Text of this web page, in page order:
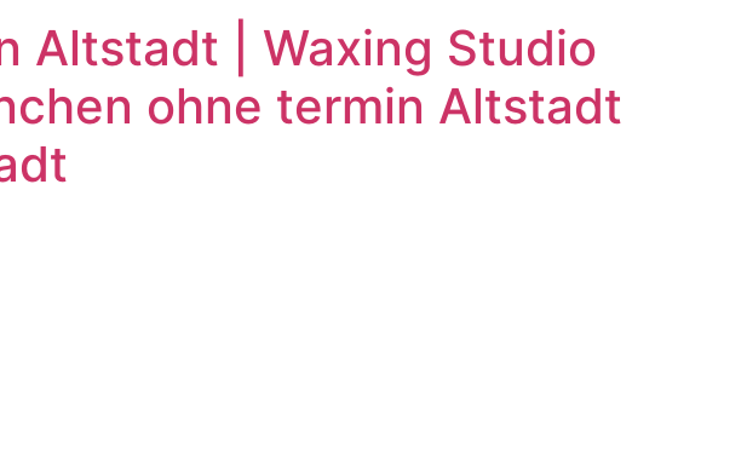
Altstadt | Waxing Studio
ohne termin Altstadt